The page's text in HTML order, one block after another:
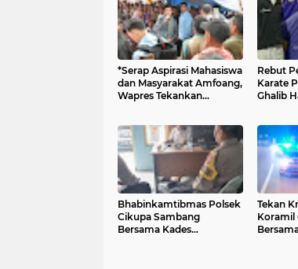
*Serap Aspirasi Mahasiswa
dan Masyarakat Amfoang,
Wapres Tekankan
NTT*
Rebut
Karate
Ghalib
Bhabinkamtibmas Polsek
Cikupa Sambang
Bersama Kades
Tekan
Koramil